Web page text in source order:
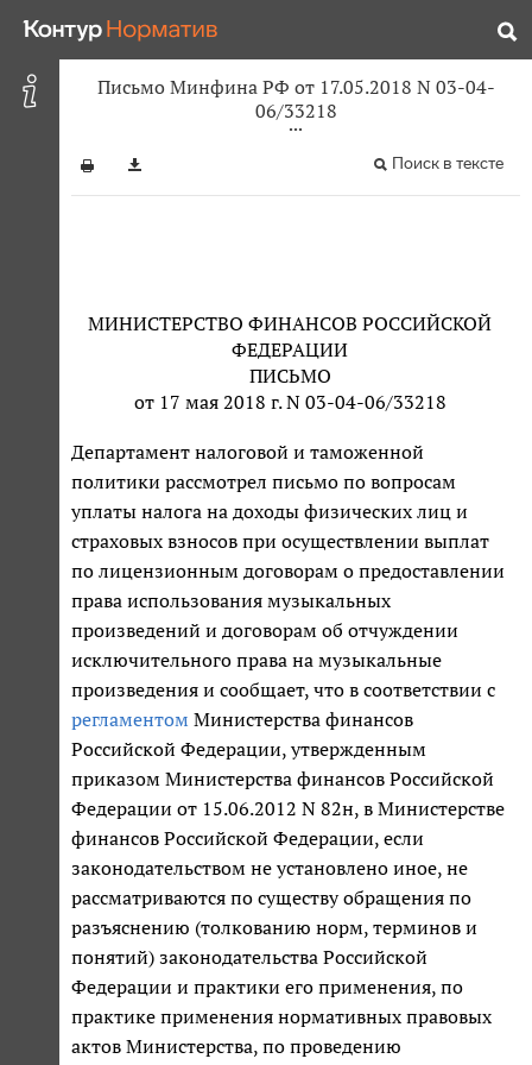
Письмо Минфина РФ от 17.05.2018 N 03-04-
06/33218
Поиск в тексте
МИНИСТЕРСТВО ФИНАНСОВ РОССИЙСКОЙ
ФЕДЕРАЦИИ
ПИСЬМО
от 17 мая 2018 г. N 03-04-06/33218
Департамент налоговой и таможенной
политики рассмотрел письмо по вопросам
уплаты налога на доходы физических лиц и
страховых взносов при осуществлении выплат
по лицензионным договорам о предоставлении
права использования музыкальных
произведений и договорам об отчуждении
исключительного права на музыкальные
произведения и сообщает, что в соответствии с
регламентом Министерства финансов
Российской Федерации, утвержденным
приказом Министерства финансов Российской
Федерации от 15.06.2012 N 82н, в Министерстве
финансов Российской Федерации, если
законодательством не установлено иное, не
рассматриваются по существу обращения по
разъяснению (толкованию норм, терминов и
понятий) законодательства Российской
Федерации и практики его применения, по
практике применения нормативных правовых
актов Министерства, по проведению